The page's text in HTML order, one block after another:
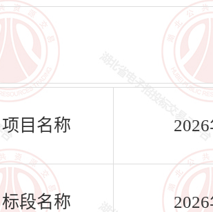
项目名称
标段名称